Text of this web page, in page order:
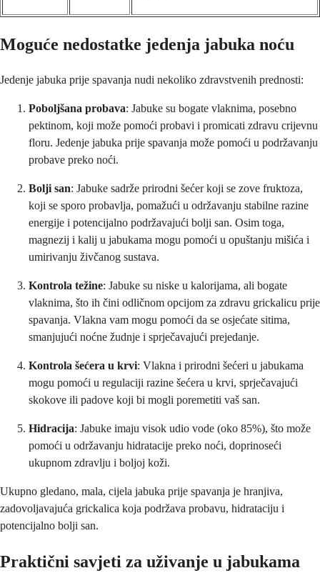
Moguće nedostatke jedenja jabuka noću
Jedenje jabuka prije spavanja nudi nekoliko zdravstvenih prednosti:
Poboljšana probava: Jabuke su bogate vlaknima, posebno
pektinom, koji može pomoći probavi i promicati zdravu crijevnu
floru. Jedenje jabuka prije spavanja može pomoći u podržavanju
probave preko noći.
Bolji san: Jabuke sadrže prirodni šećer koji se zove fruktoza,
koji se sporo probavlja, pomažući u održavanju stabilne razine
energije i potencijalno podržavajući bolji san. Osim toga,
magnezij i kalij u jabukama mogu pomoći u opuštanju mišića i
umirivanju živčanog sustava.
Kontrola težine: Jabuke su niske u kalorijama, ali bogate
vlaknima, što ih čini odličnom opcijom za zdravu grickalicu prije
spavanja. Vlakna vam mogu pomoći da se osjećate sitima,
smanjujući noćne žudnje i sprječavajući prejedanje.
Kontrola šećera u krvi: Vlakna i prirodni šećeri u jabukama
mogu pomoći u regulaciji razine šećera u krvi, sprječavajući
skokove ili padove koji bi mogli poremetiti vaš san.
Hidracija: Jabuke imaju visok udio vode (oko 85%), što može
pomoći u održavanju hidratacije preko noći, doprinoseći
ukupnom zdravlju i boljoj koži.
Ukupno gledano, mala, cijela jabuka prije spavanja je hranjiva,
zadovoljavajuća grickalica koja podržava probavu, hidrataciju i
potencijalno bolji san.
Praktični savjeti za uživanje u jabukama